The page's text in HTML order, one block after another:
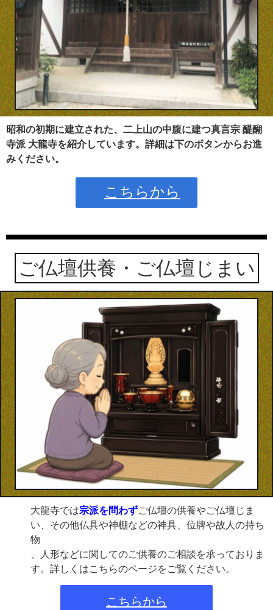
昭和の初期に建立された、二上山の中腹に建つ真言宗 醍醐
寺派 大龍寺を紹介しています。詳細は下のボタンからお進
みください。
こちらから
ご仏壇供養・ご仏壇じまい
大龍寺では宗派を問わずご仏壇の供養やご仏壇じま
い、その他仏具や神棚などの神具、位牌や故人の持ち
物
、人形などに関してのご供養のご相談を承っておりま
す。詳しくはこちらのページをご覧ください。
こちらから